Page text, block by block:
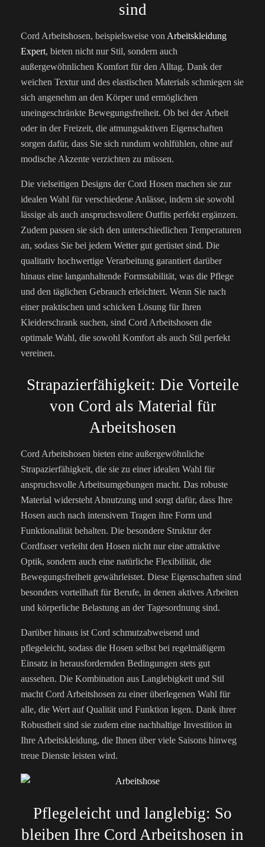
sind
Cord Arbeitshosen, beispielsweise von Arbeitskleidung
Expert, bieten nicht nur Stil, sondern auch
außergewöhnlichen Komfort für den Alltag. Dank der
weichen Textur und des elastischen Materials schmiegen sie
sich angenehm an den Körper und ermöglichen
uneingeschränkte Bewegungsfreiheit. Ob bei der Arbeit
oder in der Freizeit, die atmungsaktiven Eigenschaften
sorgen dafür, dass Sie sich rundum wohlfühlen, ohne auf
modische Akzente verzichten zu müssen.
Die vielseitigen Designs der Cord Hosen machen sie zur
idealen Wahl für verschiedene Anlässe, indem sie sowohl
lässige als auch anspruchsvollere Outfits perfekt ergänzen.
Zudem passen sie sich den unterschiedlichen Temperaturen
an, sodass Sie bei jedem Wetter gut gerüstet sind. Die
qualitativ hochwertige Verarbeitung garantiert darüber
hinaus eine langanhaltende Formstabilität, was die Pflege
und den täglichen Gebrauch erleichtert. Wenn Sie nach
einer praktischen und schicken Lösung für Ihren
Kleiderschrank suchen, sind Cord Arbeitshosen die
optimale Wahl, die sowohl Komfort als auch Stil perfekt
vereinen.
Strapazierfähigkeit: Die Vorteile
von Cord als Material für
Arbeitshosen
Cord Arbeitshosen bieten eine außergewöhnliche
Strapazierfähigkeit, die sie zu einer idealen Wahl für
anspruchsvolle Arbeitsumgebungen macht. Das robuste
Material widersteht Abnutzung und sorgt dafür, dass Ihre
Hosen auch nach intensivem Tragen ihre Form und
Funktionalität behalten. Die besondere Struktur der
Cordfaser verleiht den Hosen nicht nur eine attraktive
Optik, sondern auch eine natürliche Flexibilität, die
Bewegungsfreiheit gewährleistet. Diese Eigenschaften sind
besonders vorteilhaft für Berufe, in denen aktives Arbeiten
und körperliche Belastung an der Tagesordnung sind.
Darüber hinaus ist Cord schmutzabweisend und
pflegeleicht, sodass die Hosen selbst bei regelmäßigem
Einsatz in herausfordernden Bedingungen stets gut
aussehen. Die Kombination aus Langlebigkeit und Stil
macht Cord Arbeitshosen zu einer überlegenen Wahl für
alle, die Wert auf Qualität und Funktion legen. Dank ihrer
Robustheit sind sie zudem eine nachhaltige Investition in
Ihre Arbeitskleidung, die Ihnen über viele Saisons hinweg
treue Dienste leisten wird.
Pflegeleicht und langlebig: So
bleiben Ihre Cord Arbeitshosen in